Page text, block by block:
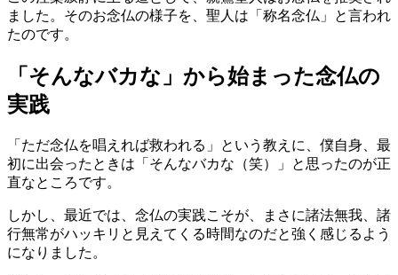
ました 。そのお念仏の様子を、聖人は「称名念仏」と言われ
たのです。
「そんなバカな」から始まった念仏の
実践
「ただ念仏を唱えれば救われる」という教えに、僕自身、最
初に出会ったときは「そんなバカな（笑）」と思ったのが正
直なところです。
しかし、最近では、念仏の実践こそが、まさに諸法無我、諸
行無常がハッキリと見えてくる時間なのだと強く感じるよう
になりました。